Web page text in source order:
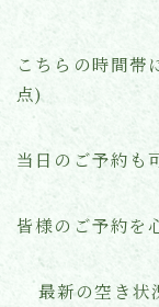
こちらの時間帯
点)
当日のご予約も
皆様のご予約を
最新の空き状